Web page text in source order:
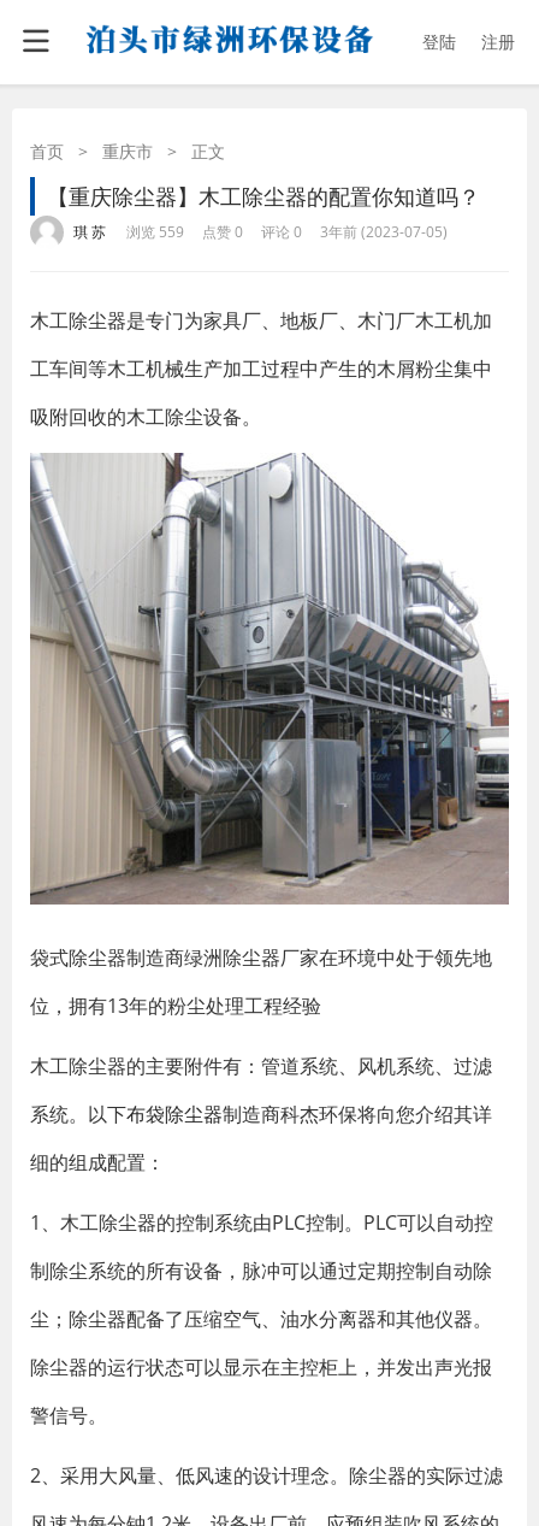
登陆 注册
首页 > 重庆市 > 正文
【重庆除尘器】木工除尘器的配置你知道吗？
琪 苏 浏览 559 点赞 0 评论 0 3年前 (2023-07-05)
木工除尘器是专门为家具厂、地板厂、木门厂木工机加
工车间等木工机械生产加工过程中产生的木屑粉尘集中
吸附回收的木工除尘设备。
袋式除尘器制造商绿洲除尘器厂家在环境中处于领先地
位，拥有13年的粉尘处理工程经验
木工除尘器的主要附件有：管道系统、风机系统、过滤
系统。以下布袋除尘器制造商科杰环保将向您介绍其详
细的组成配置：
1、木工除尘器的控制系统由PLC控制。PLC可以自动控
制除尘系统的所有设备，脉冲可以通过定期控制自动除
尘；除尘器配备了压缩空气、油水分离器和其他仪器。
除尘器的运行状态可以显示在主控柜上，并发出声光报
警信号。
2、采用大风量、低风速的设计理念。除尘器的实际过滤